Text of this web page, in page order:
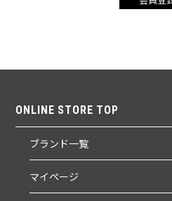
ONLINE STORE TOP
ブランド一覧
マイページ